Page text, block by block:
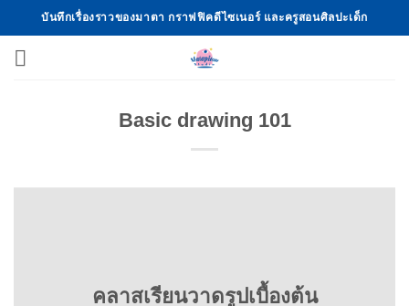
to
content
บันทึกเรื่องราวของมาตา กราฟฟิคดีไซเนอร์ และครูสอนศิลปะเด็ก
Basic drawing 101
คลาสเรียนวาดรูปเบื้องต้น